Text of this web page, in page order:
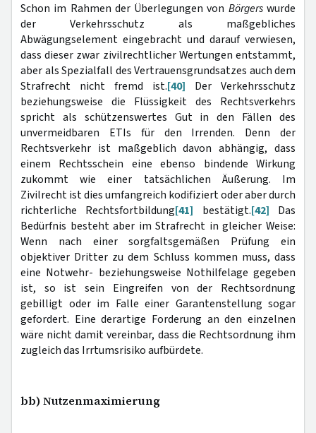
Schon im Rahmen der Überlegungen von Börgerswurde
der Verkehrsschutz als maßgebliches
Abwägungselement eingebracht und darauf verwiesen,
dass dieser zwar zivilrechtlicher Wertungen entstammt,
aber als Spezialfall des Vertrauensgrundsatzes auch dem
Strafrecht nicht fremd ist.[40] Der Verkehrsschutz
beziehungsweise die Flüssigkeit des Rechtsverkehrs
spricht als schützenswertes Gut in den Fällen des
unvermeidbaren ETIs für den Irrenden. Denn der
Rechtsverkehr ist maßgeblich davon abhängig, dass
einem Rechtsschein eine ebenso bindende Wirkung
zukommt wie einer tatsächlichen Äußerung. Im
Zivilrecht ist dies umfangreich kodifiziert oder aber durch
richterliche Rechtsfortbildung[41] bestätigt.[42] Das
Bedürfnis besteht aber im Strafrecht in gleicher Weise:
Wenn nach einer sorgfaltsgemäßen Prüfung ein
objektiver Dritter zu dem Schluss kommen muss, dass
eine Notwehr- beziehungsweise Nothilfelage gegeben
ist, so ist sein Eingreifen von der Rechtsordnung
gebilligt oder im Falle einer Garantenstellung sogar
gefordert. Eine derartige Forderung an den einzelnen
wäre nicht damit vereinbar, dass die Rechtsordnung ihm
zugleich das Irrtumsrisiko aufbürdete.
bb) Nutzenmaximierung